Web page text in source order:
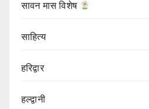
सावन मास विशेष
साहित्य
हरिद्वार
हल्द्वानी